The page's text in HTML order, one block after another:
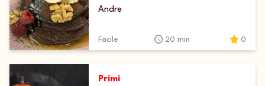
Andre
Facile 20 min 0
Primi